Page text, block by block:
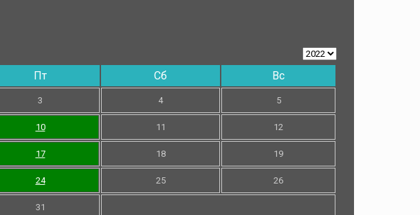
Пт Сб Вс
3 4 5
10 11 12
17 18 19
24 25 26
31